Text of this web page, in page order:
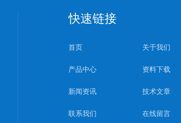
快速链接
首页 关于我们
产品中心 资料下载
新闻资讯 技术文章
联系我们 在线留言